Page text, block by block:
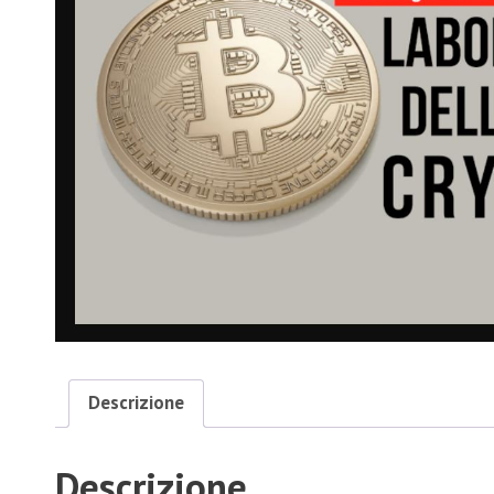
Descrizione